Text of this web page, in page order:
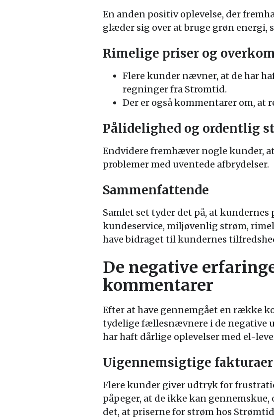
En anden positiv oplevelse, der
glæder sig over at bruge grøn
Rimelige priser og
Flere kunder nævner, at de har
regninger fra Stromtid.
Der er også kommentarer om,
Pålidelighed og ordentlig
Endvidere fremhæver nogle kunder,
problemer med uventede afbrydelser.
Sammenfattende
Samlet set tyder det på, at
kundeservice, miljøvenlig strøm,
have bidraget til kundernes
De negative
kommentarer
Efter at have gennemgået en række
tydelige fællesnævnere i de negative
har haft dårlige oplevelser med el-
Uigennemsigtige
Flere kunder giver udtryk for
påpeger, at de ikke kan
det, at priserne for strøm hos